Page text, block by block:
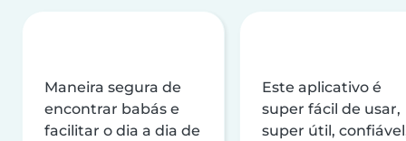
Maneira segura de
encontrar babás e
facilitar o dia a dia de
Este aplicativo é
super fácil de usar,
super útil,